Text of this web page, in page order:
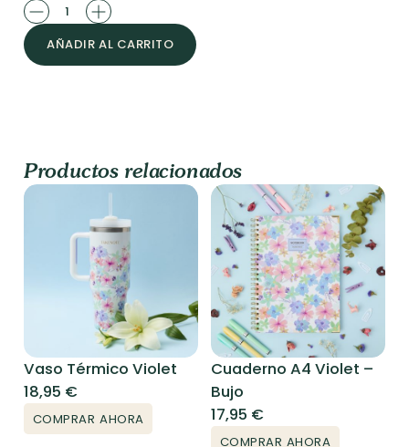
Cuaderno
A4
Violet
-
Liso
AÑADIR AL CARRITO
Productos relacionados
Vaso Térmico Violet
18,95 €
COMPRAR AHORA
Cuaderno A4 Violet –
Bujo
17,95 €
COMPRAR AHORA